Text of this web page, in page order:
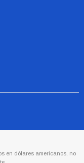
en dólares americanos, no